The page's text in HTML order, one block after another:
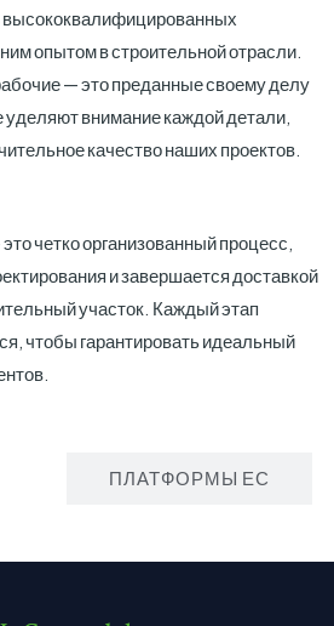
высококвалифицированных
опытом в строительной отрасли.
— это преданные своему делу
внимание каждой детали,
качество наших проектов.
четко организованный процесс,
и завершается доставкой
участок. Каждый этап
чтобы гарантировать идеальный
ПЛАТФОРМЫ ЕС